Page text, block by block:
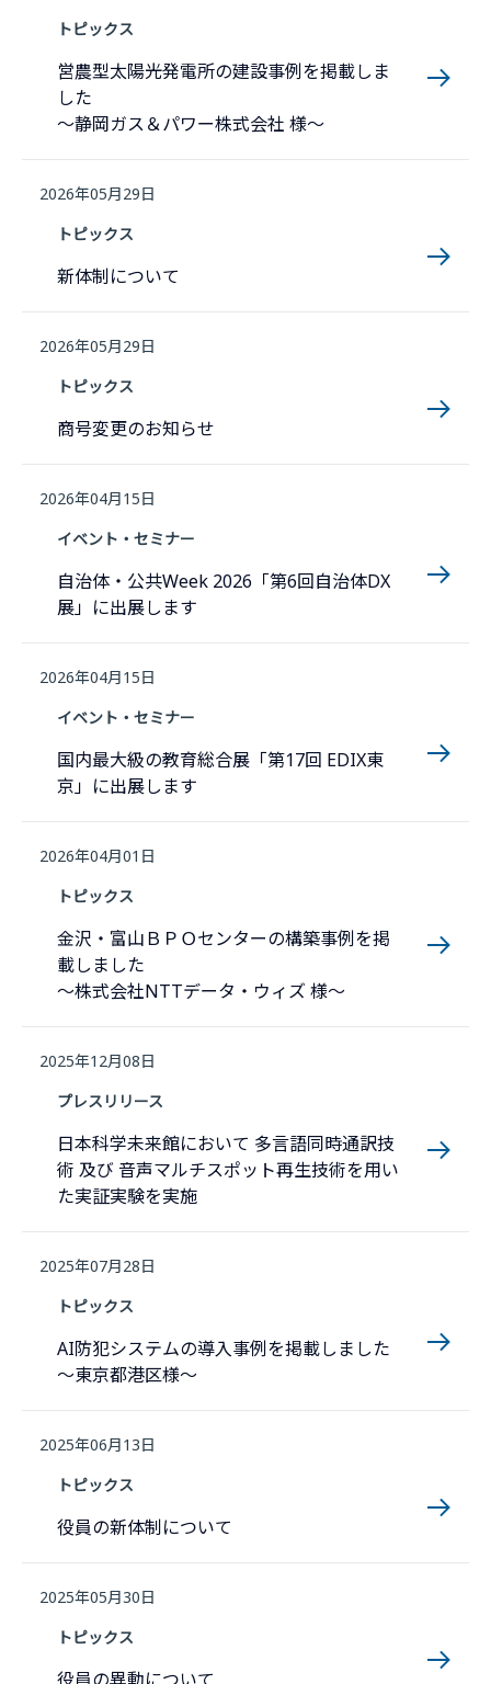
トピックス
営農型太陽光発電所の建設事例を掲載しま
した
～静岡ガス＆パワー株式会社 様～
2026年05月29日
トピックス
新体制について
2026年05月29日
トピックス
商号変更のお知らせ
2026年04月15日
イベント・セミナー
自治体・公共Week 2026「第6回自治体DX
展」に出展します
2026年04月15日
イベント・セミナー
国内最大級の教育総合展「第17回 EDIX東
京」に出展します
2026年04月01日
トピックス
金沢・富山ＢＰＯセンターの構築事例を掲
載しました
～株式会社NTTデータ・ウィズ 様～
2025年12月08日
プレスリリース
日本科学未来館において 多言語同時通訳技
術 及び 音声マルチスポット再生技術を用い
た実証実験を実施
2025年07月28日
トピックス
AI防犯システムの導入事例を掲載しました
〜東京都港区様〜
2025年06月13日
トピックス
役員の新体制について
2025年05月30日
トピックス